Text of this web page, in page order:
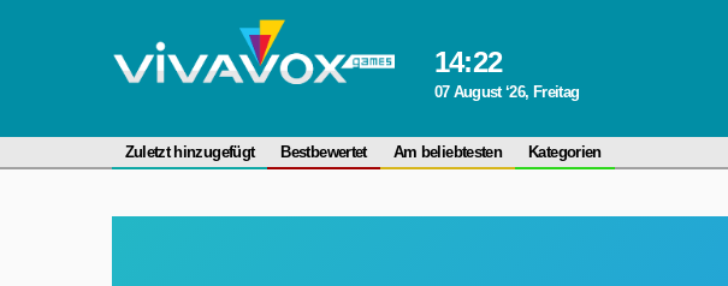
14:22
07 August ‘26, Freitag
Zuletzt hinzugefügt Bestbewertet Am beliebtesten Kategorien